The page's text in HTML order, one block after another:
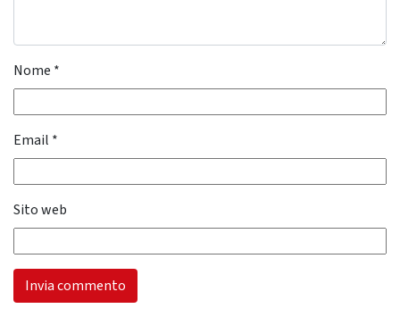
Nome *
Email *
Sito web